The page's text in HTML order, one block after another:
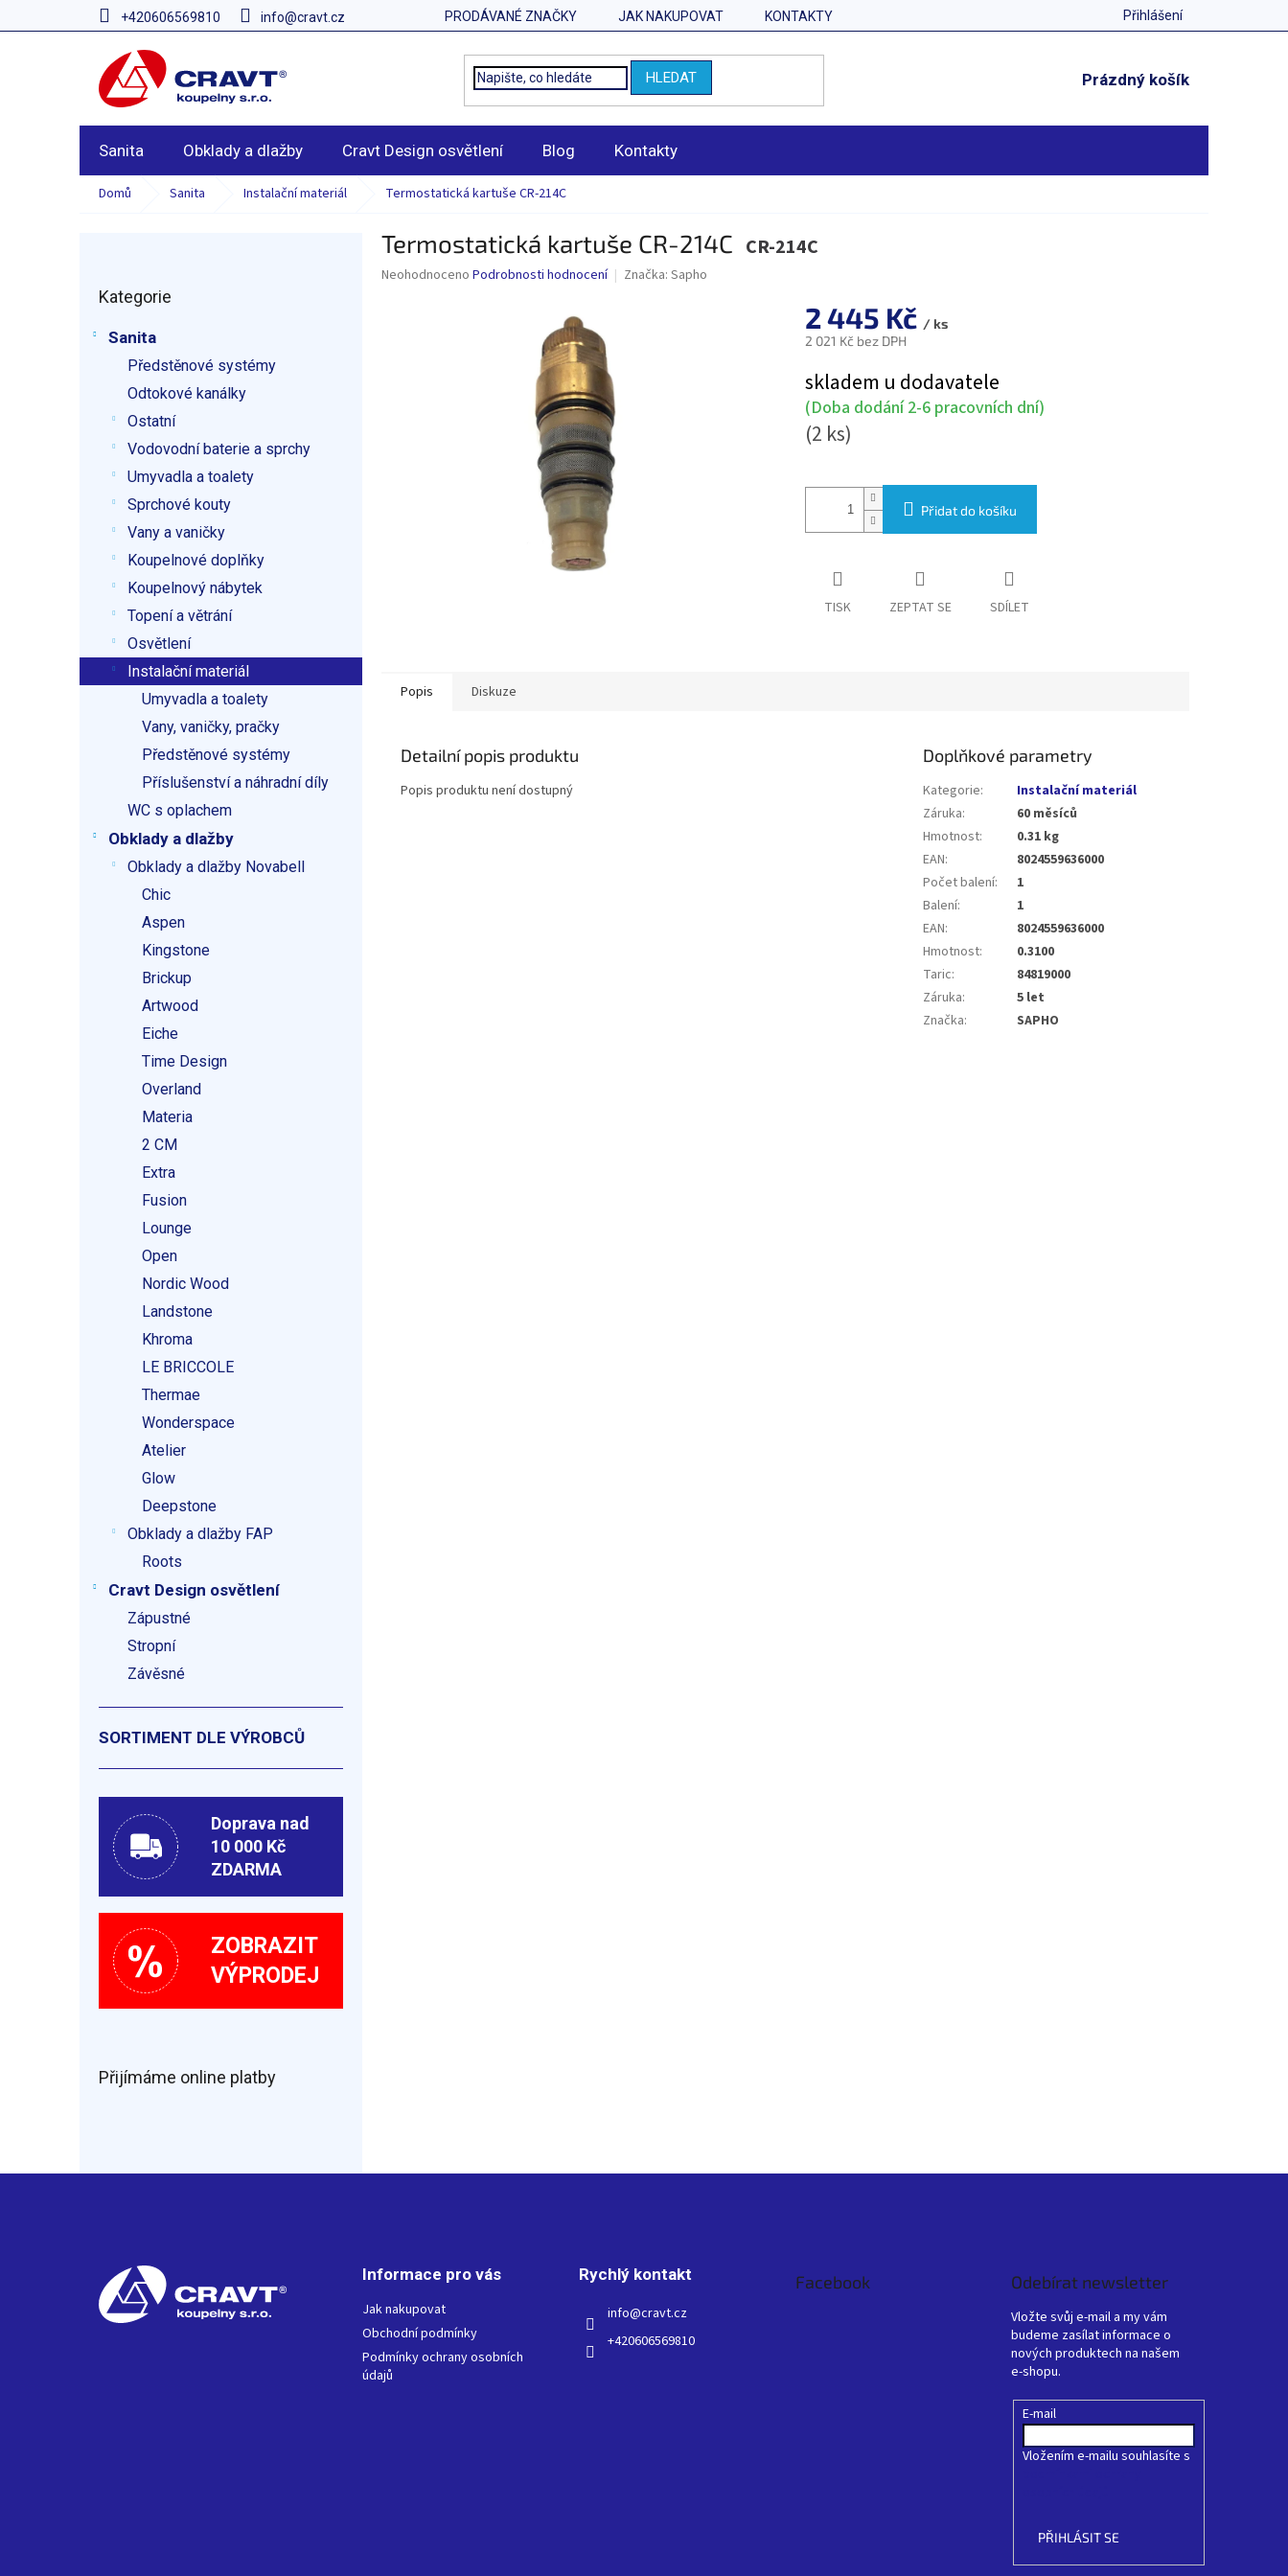
na
+420606569810 info@cravt.cz PRODÁVANÉ ZNAČKY JAK NAKUPOVAT KONTAKTY Přihlášení
HLEDAT
NÁKUPNÍ
Prázdný košík
Sanita Obklady a dlažby Cravt Design osvětlení Blog Kontakty
Domů Sanita Instalační materiál Termostatická kartuše CR-214C
kategorie
Kategorie
Sanita
Předstěnové systémy
Odtokové kanálky
Ostatní
Vodovodní baterie a sprchy
Umyvadla a toalety
Sprchové kouty
Vany a vaničky
Koupelnové doplňky
Koupelnový nábytek
Topení a větrání
Osvětlení
Instalační materiál
Umyvadla a toalety
Vany, vaničky, pračky
Předstěnové systémy
Příslušenství a náhradní díly
WC s oplachem
Obklady a dlažby
Obklady a dlažby Novabell
Chic
Aspen
Kingstone
Brickup
Artwood
Eiche
Time Design
Overland
Materia
2 CM
Extra
Fusion
Lounge
Open
Nordic Wood
Landstone
Khroma
LE BRICCOLE
Thermae
Wonderspace
Atelier
Glow
Deepstone
Obklady a dlažby FAP
Roots
Cravt Design osvětlení
Zápustné
Stropní
Závěsné
SORTIMENT DLE VÝROBCŮ
Doprava nad
10 000 Kč
ZDARMA
ZOBRAZIT
VÝPRODEJ
Přijímáme online platby
Termostatická kartuše CR-214C CR-214C
Průměrné
Neohodnoceno Podrobnosti hodnocení Značka: Sapho
2 445 Kč / ks
2 021 Kč bez DPH
cena:
skladem u dodavatele
(Doba dodání 2-6 pracovních dní)
(2 ks)
Přidat do košíku
TISK ZEPTAT SE SDÍLET
Popis Diskuze
Detailní popis produktu
Popis produktu není dostupný
Doplňkové parametry
Kategorie:
Instalační materiál
Záruka:
60 měsíců
Hmotnost:
0.31 kg
EAN:
8024559636000
Počet balení:
1
Balení:
1
EAN:
8024559636000
Hmotnost:
0.3100
Taric:
84819000
Záruka:
5 let
Značka: SAPHO
Informace pro vás
Jak nakupovat
Obchodní podmínky
Podmínky ochrany osobních
údajů
Rychlý kontakt
info@cravt.cz
+420606569810
Facebook Odebírat newsletter
Vložte svůj e-mail a my vám
budeme zasílat informace o
nových produktech na našem
e-shopu.
E-mail
Vložením e-mailu souhlasíte s
PŘIHLÁSIT SE